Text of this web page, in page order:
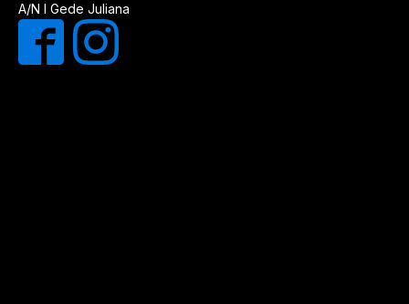
A/N I Gede Juliana